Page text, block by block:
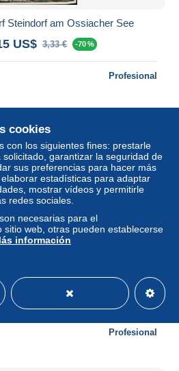
Steindorf am Ossiacher See
US$ 3,33 € -70 %
Profesional
m. Dobratsch Ruderboot
Ossiach
US$
Profesional
cookies
con los siguientes fines: prestarle
garantizar la seguridad de
sus preferencias para hacer más
estadísticas para adaptar
mostrar vídeos y permitirle
redes sociales.
necesarias para el
sitio web, otras pueden establecerse
información